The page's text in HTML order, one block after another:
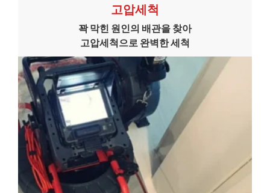
고압세척
꽉 막힌 원인의 배관을 찾아
고압세척으로 완벽한 세척